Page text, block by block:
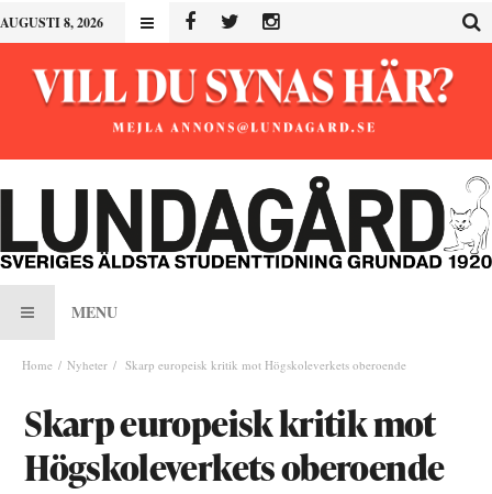
AUGUSTI 8, 2026
MENU
Home Nyheter Skarp europeisk kritik mot Högskoleverkets oberoende
Skarp europeisk kritik mot
Högskoleverkets oberoende